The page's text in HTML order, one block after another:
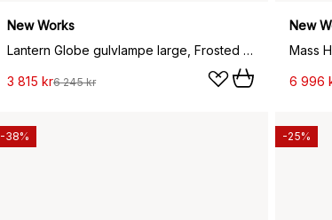
New Works
Lantern Globe gulvlampe large, Frosted white opal glass
3 815 kr6 245 kr
New
6 996
-38% -25%